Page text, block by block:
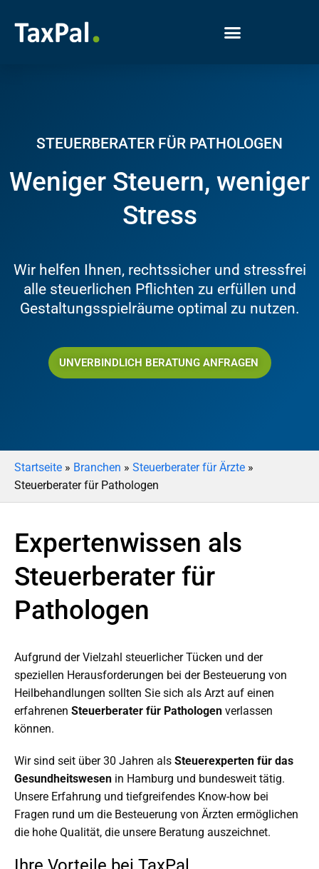
STEUERBERATER FÜR PATHOLOGEN
Weniger Steuern, weniger
Stress
Wir helfen Ihnen, rechtssicher und stressfrei
alle steuerlichen Pflichten zu erfüllen und
Gestaltungsspielräume optimal zu nutzen.
UNVERBINDLICH BERATUNG ANFRAGEN
Startseite » Branchen » Steuerberater für Ärzte »
Steuerberater für Pathologen
Expertenwissen als
Steuerberater für
Pathologen
Aufgrund der Vielzahl steuerlicher Tücken und der
speziellen Herausforderungen bei der Besteuerung von
Heilbehandlungen sollten Sie sich als Arzt auf einen
erfahrenen Steuerberater für Pathologen verlassen
können.
Wir sind seit über 30 Jahren als Steuerexperten für das
Gesundheitswesen in Hamburg und bundesweit tätig.
Unsere Erfahrung und tiefgreifendes Know-how bei
Fragen rund um die Besteuerung von Ärzten ermöglichen
die hohe Qualität, die unsere Beratung auszeichnet.